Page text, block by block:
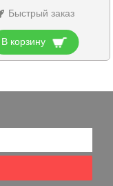
Быстрый заказ
В корзину